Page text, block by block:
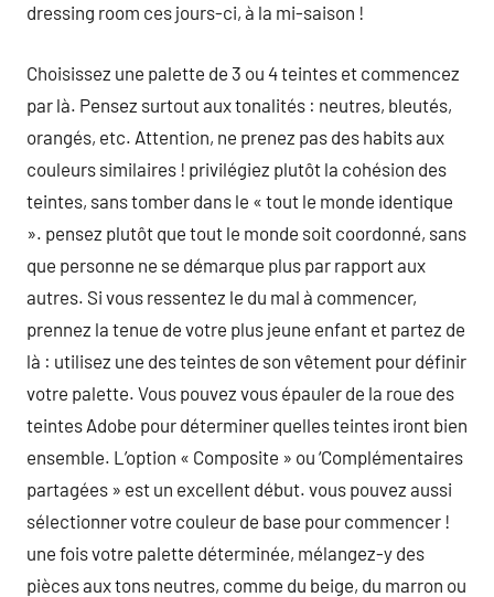
dressing room ces jours-ci, à la mi-saison !
Choisissez une palette de 3 ou 4 teintes et commencez
par là. Pensez surtout aux tonalités : neutres, bleutés,
orangés, etc. Attention, ne prenez pas des habits aux
couleurs similaires ! privilégiez plutôt la cohésion des
teintes, sans tomber dans le « tout le monde identique
». pensez plutôt que tout le monde soit coordonné, sans
que personne ne se démarque plus par rapport aux
autres. Si vous ressentez le du mal à commencer,
prennez la tenue de votre plus jeune enfant et partez de
là : utilisez une des teintes de son vêtement pour définir
votre palette. Vous pouvez vous épauler de la roue des
teintes Adobe pour déterminer quelles teintes iront bien
ensemble. L’option « Composite » ou ‘Complémentaires
partagées » est un excellent début. vous pouvez aussi
sélectionner votre couleur de base pour commencer !
une fois votre palette déterminée, mélangez-y des
pièces aux tons neutres, comme du beige, du marron ou